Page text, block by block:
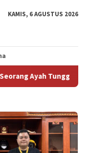
KAMIS, 6 AGUSTUS 2026
Mengasuh Buah Hatinya